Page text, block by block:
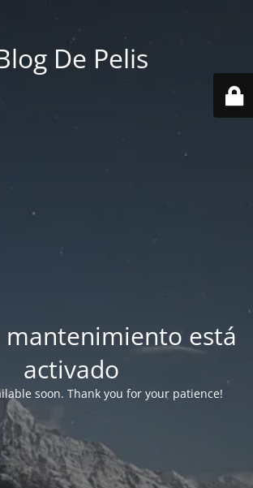
De Pelis
mantenimiento está
activado
soon. Thank you for your patience!